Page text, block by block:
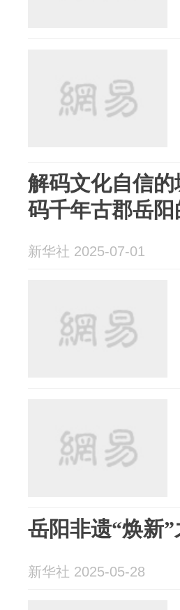
解码文化自信
码千年古郡岳
新华社 2025-07-01
岳阳非遗“焕新
新华社 2025-05-28